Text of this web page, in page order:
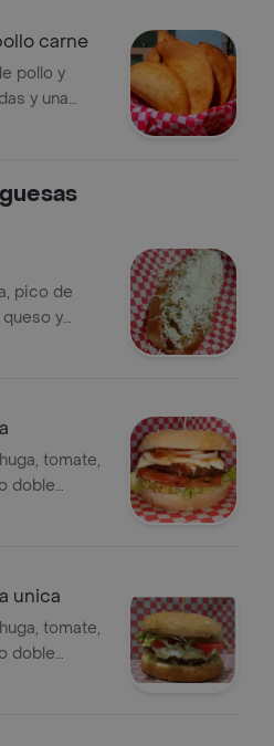
carne
pollo y
y una
pico de
y
tomate,
doble
unica
tomate,
doble